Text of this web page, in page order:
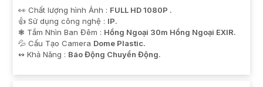
👀 Chất lượng hình Ảnh : FULL HD 1080P .
👍 Sử dụng công nghệ : IP.
❃ Tầm Nhìn Ban Đêm : Hồng Ngoại 30m Hồng Ngoại EXIR.
💦 Cấu Tạo Camera Dome Plastic.
️↭ Khả Năng : Báo Động Chuyển Động.